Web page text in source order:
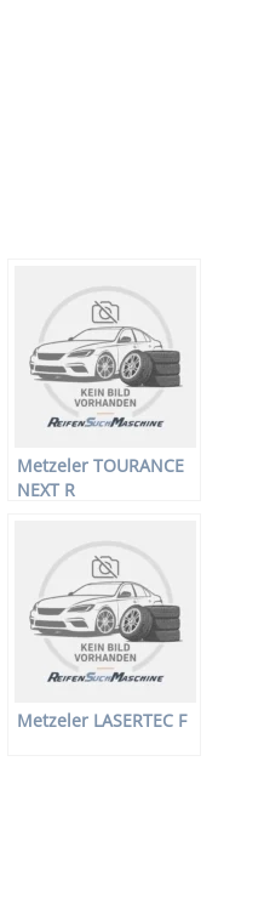
Metzeler TOURANCE
NEXT R
Metzeler LASERTEC F